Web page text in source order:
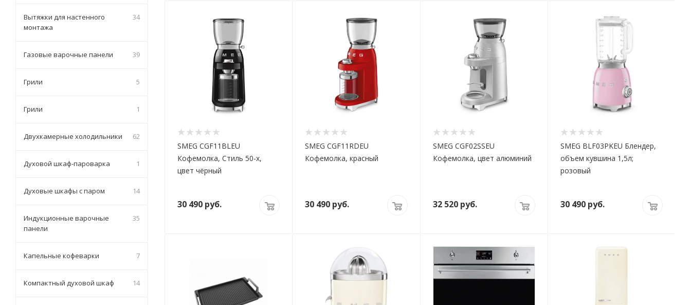
SMEG CGF11BLEU
Кофемолка, Стиль 50-х,
цвет чёрный
30 490 руб.
SMEG CGF11RDEU
Кофемолка, красный
30 490 руб.
SMEG CGF02SSEU
Кофемолка, цвет алюминий
32 520руб.
SMEG BLF03PKEU Блендер,
объем кувшина 1,5л;
розовый
30 490руб.
Вытяжки для настенного
монтажа
34
Газовые варочные панели 39
Грили 5
Грили 1
Двухкамерные холодильники 62
Духовой шкаф-пароварка 1
Духовые шкафы с паром 14
Индукционные варочные
панели
35
Капельные кофеварки 7
Компактный духовой шкаф 14